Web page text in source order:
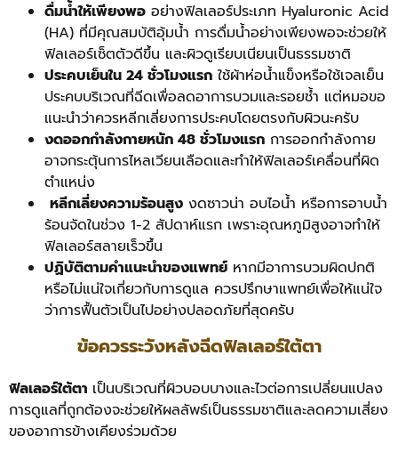
ดื่มน้ำให้เพียงพอ อย่างฟิลเลอร์ประเภท Hyaluronic Acid
(HA) ที่มีคุณสมบัติอุ้มน้ำ การดื่มน้ำอย่างเพียงพอจะช่วยให้
ฟิลเลอร์เซ็ตตัวดีขึ้น และผิวดูเรียบเนียนเป็นธรรมชาติ
ประคบเย็นใน 24 ชั่วโมงแรก ใช้ผ้าห่อน้ำแข็งหรือใช้เจลเย็น
ประคบบริเวณที่ฉีดเพื่อลดอาการบวมและรอยช้ำ แต่หมอขอ
แนะนำว่าควรหลีกเลี่ยงการประคบโดยตรงกับผิวนะครับ
งดออกกำลังกายหนัก 48 ชั่วโมงแรก การออกกำลังกาย
อาจกระตุ้นการไหลเวียนเลือดและทำให้ฟิลเลอร์เคลื่อนที่ผิด
ตำแหน่ง
หลีกเลี่ยงความร้อนสูง งดซาวน่า อบไอน้ำ หรือการอาบน้ำ
ร้อนจัดในช่วง 1-2 สัปดาห์แรก เพราะอุณหภูมิสูงอาจทำให้
ฟิลเลอร์สลายเร็วขึ้น
ปฏิบัติตามคำแนะนำของแพทย์ หากมีอาการบวมผิดปกติ
หรือไม่แน่ใจเกี่ยวกับการดูแล ควรปรึกษาแพทย์เพื่อให้แน่ใจ
ว่าการฟื้นตัวเป็นไปอย่างปลอดภัยที่สุดครับ
ข้อควรระวังหลังฉีดฟิลเลอร์ใต้ตา
ฟิลเลอร์ใต้ตา เป็นบริเวณที่ผิวบอบบางและไวต่อการเปลี่ยนแปลง
การดูแลที่ถูกต้องจะช่วยให้ผลลัพธ์เป็นธรรมชาติและลดความเสี่ยง
ของอาการข้างเคียงร่วมด้วย